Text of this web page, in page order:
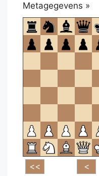
Metagegevens »
te